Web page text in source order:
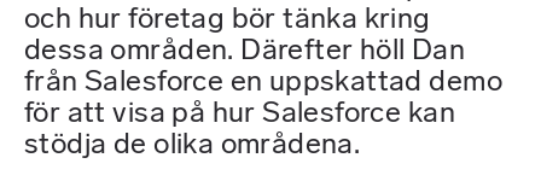
och hur företag bör tänka kring
dessa områden. Därefter höll Dan
från Salesforce en uppskattad demo
för att visa på hur Salesforce kan
stödja de olika områdena.